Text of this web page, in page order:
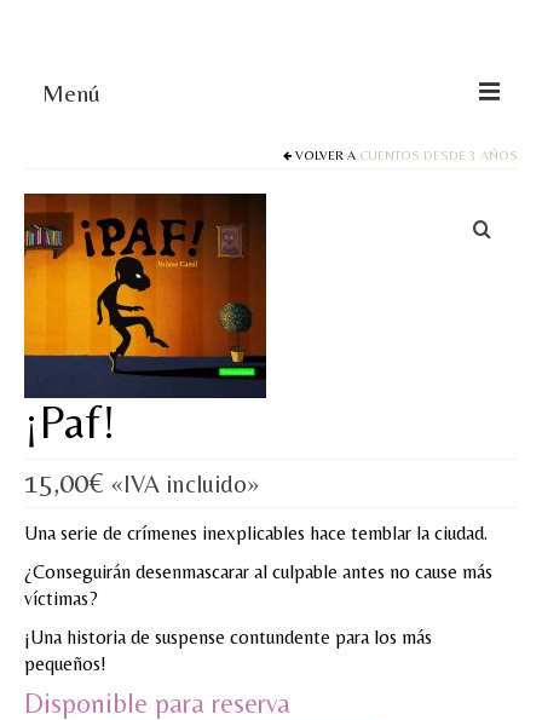
Menú
Juegos y puzles
Materiales de juego
Artesanía Waldorf
Hecho a mano
Tote bag
Papelería
TIENDA
¿QUIÉN SOY?
CREACIONES
VOLVER A CUENTOS DESDE 3 AÑOS
¡Paf!
15,00€ «IVA incluido»
Una serie de crímenes inexplicables hace temblar la ciudad.
¿Conseguirán desenmascarar al culpable antes no cause más
víctimas?
¡Una historia de suspense contundente para los más
pequeños!
Disponible para reserva